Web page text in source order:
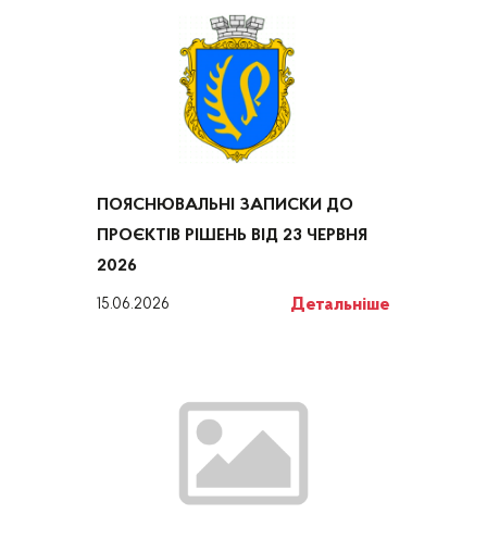
ПОЯСНЮВАЛЬНІ ЗАПИСКИ ДО
ПРОЄКТІВ РІШЕНЬ ВІД 23 ЧЕРВНЯ
2026
15.06.2026 Детальніше